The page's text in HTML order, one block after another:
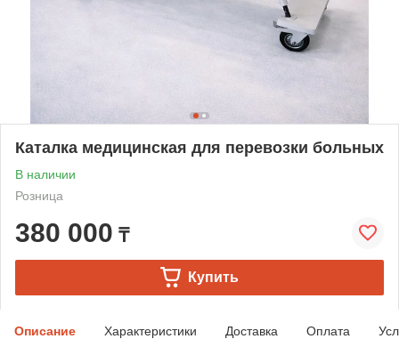
Каталка медицинская для перевозки больных
В наличии
Розница
380 000 ₸
Купить
Описание Характеристики Доставка Оплата